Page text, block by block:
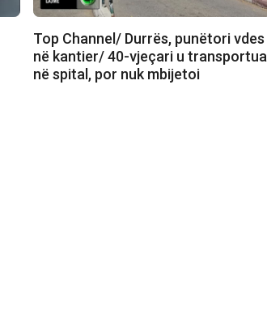
Top Channel/ Durrës, punëtori vdes
në kantier/ 40-vjeçari u transportua
në spital, por nuk mbijetoi